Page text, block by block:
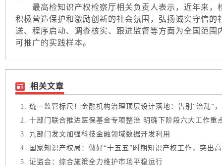
最高检知识产权检察厅相关负责人表示，近年来，
积极营造保护和激励创新的社会氛围，弘扬诚实守信
送、程序启动、调查核实、跟进监督等方面为全国范
可推广的实践样本。
相关文章
统一监管标尺！金融机构治理顶层设计落地：告别“治乱”
十部门联合推进医保基金专项整治 明确下阶段六大工作重
九部门发文加强科技金融领域数据开发利用
国家知识产权局：做好“十五五”时期知识产权工作，突出
证监会：综合施策全力维护市场平稳运行